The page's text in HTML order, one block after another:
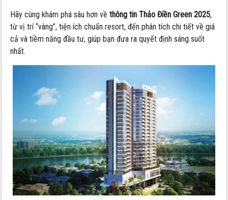
Hãy cùng khám phá sâu hơn vềthông tin Thảo Điền Green 2025,
từ vị trí “vàng”, tiện ích chuẩn resort, đến phân tích chi tiết về giá
cả và tiềm năng đầu tư, giúp bạn đưa ra quyết định sáng suốt
nhất.